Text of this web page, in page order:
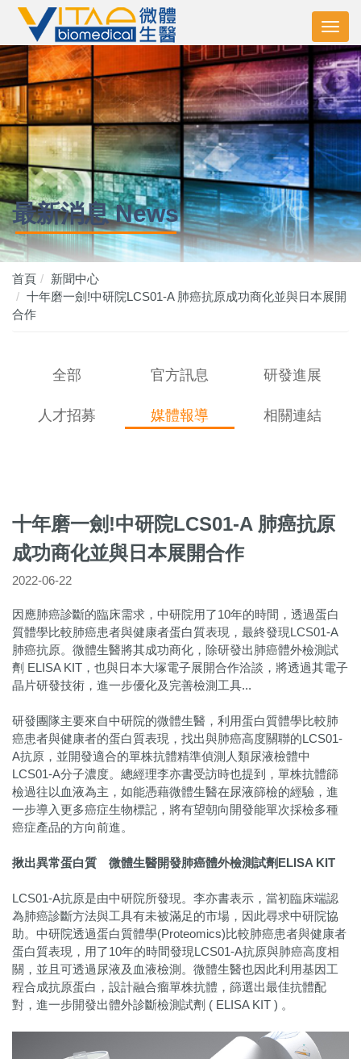
最新消息 News
首頁
新聞中心
十年磨一劍!中研院LCS01-A 肺癌抗原成功商化並與日本展開
合作
全部 官方訊息 研發進展
人才招募 媒體報導 相關連結
十年磨一劍!中研院LCS01-A 肺癌抗原
成功商化並與日本展開合作
2022-06-22
因應肺癌診斷的臨床需求，中研院用了10年的時間，透過蛋白
質體學比較肺癌患者與健康者蛋白質表現，最終發現LCS01-A
肺癌抗原。微體生醫將其成功商化，除研發出肺癌體外檢測試
劑 ELISA KIT，也與日本大塚電子展開合作洽談，將透過其電子
晶片研發技術，進一步優化及完善檢測工具...
研發團隊主要來自中研院的微體生醫，利用蛋白質體學比較肺
癌患者與健康者的蛋白質表現，找出與肺癌高度關聯的LCS01-
A抗原，並開發適合的單株抗體精準偵測人類尿液檢體中
LCS01-A分子濃度。總經理李亦書受訪時也提到，單株抗體篩
檢過往以血液為主，如能憑藉微體生醫在尿液篩檢的經驗，進
一步導入更多癌症生物標記，將有望朝向開發能單次採檢多種
癌症產品的方向前進。
揪出異常蛋白質 微體生醫開發肺癌體外檢測試劑ELISA KIT
LCS01-A抗原是由中研院所發現。李亦書表示，當初臨床端認
為肺癌診斷方法與工具有未被滿足的市場，因此尋求中研院協
助。中研院透過蛋白質體學(Proteomics)比較肺癌患者與健康者
蛋白質表現，用了10年的時間發現LCS01-A抗原與肺癌高度相
關，並且可透過尿液及血液檢測。微體生醫也因此利用基因工
程合成抗原蛋白，設計融合瘤單株抗體，篩選出最佳抗體配
對，進一步開發出體外診斷檢測試劑 ( ELISA KIT ) 。